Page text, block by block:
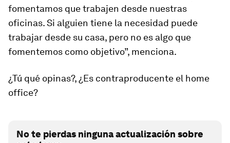
fomentamos que trabajen desde nuestras
oficinas. Si alguien tiene la necesidad puede
trabajar desde su casa, pero no es algo que
fomentemos como objetivo”, menciona.
¿Tú qué opinas?, ¿Es contraproducente el home
office?
No te pierdas ninguna actualización sobre